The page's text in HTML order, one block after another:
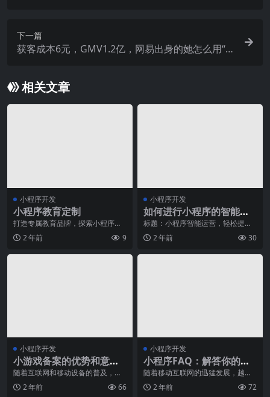
下一篇
获客成本6元，GMV1.2亿，网易出身的她怎么用“小
相关文章
小程序开发
小程序教育定制
打造专属教育品牌，探索小程序教
育定制随着科技的不断发展，小程
序已经成为了我们生活
2 年前 9
小程序开发
如何进行小程序的智能化
运营？
标题：小程序智能运营，轻松提升
品牌业务无论是线上购物还是线下
体验，如今人们对于方
2 年前 30
小程序开发
小游戏备案的优势和意义
是什么？
随着互联网和移动设备的普及，小
游戏正逐渐成为人们生活中重要的
娱乐方式。作为一种小
2 年前 66
小程序开发
小程序FAQ：解答你的疑
问
随着移动互联网的迅猛发展，越来
越多的人开始使用小程序进行生活
和工作中的各项操作。
2 年前 72